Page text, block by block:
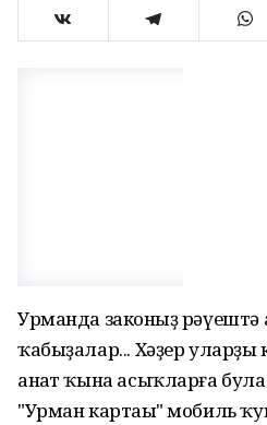
Урманда законһыҙ
ҡабыҙалар... Хәҙер уларҙы
анһат ҡына асыҡларға
"Урман картаһы" мобиль